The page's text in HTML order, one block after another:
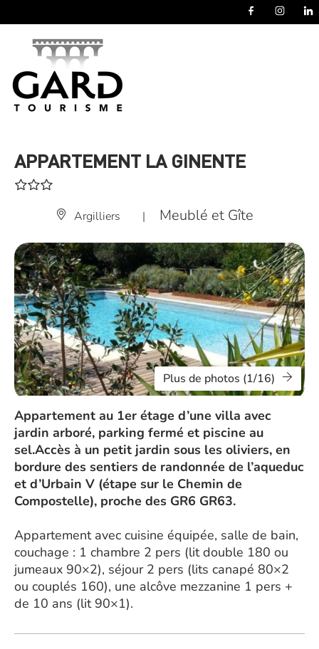
APPARTEMENT LA GINENTE
Argilliers | Meublé et Gîte
Plus de photos (1/16)
Appartement au 1er étage d’une villa avec
jardin arboré, parking fermé et piscine au
sel.Accès à un petit jardin sous les oliviers, en
bordure des sentiers de randonnée de l’aqueduc
et d’Urbain V (étape sur le Chemin de
Compostelle), proche des GR6 GR63.
Appartement avec cuisine équipée, salle de bain,
couchage : 1 chambre 2 pers (lit double 180 ou
jumeaux 90×2), séjour 2 pers (lits canapé 80×2
ou couplés 160), une alcôve mezzanine 1 pers +
de 10 ans (lit 90×1).